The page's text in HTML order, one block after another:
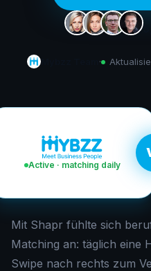
Mybzz Team ·
Active · matching daily
Mit Shapr fühlte sich
Matching an: täglich eine
Swipe nach rechts zum